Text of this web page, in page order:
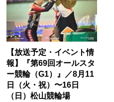
【放送予定・イベント情
報】『第69回オールスタ
ー競輪（G1）』／8月11
日（火・祝）〜16日
（日）松山競輪場